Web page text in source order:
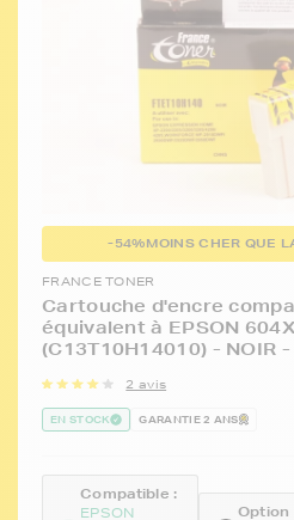
-54%MOINS CHER QUE
FRANCE TONER
Cartouche d'encre
équivalent à EPSON
(C13T10H14010) - NOIR
2 avis
EN STOCK GARANTIE 2 ANS
Compatible :
EPSON
Option